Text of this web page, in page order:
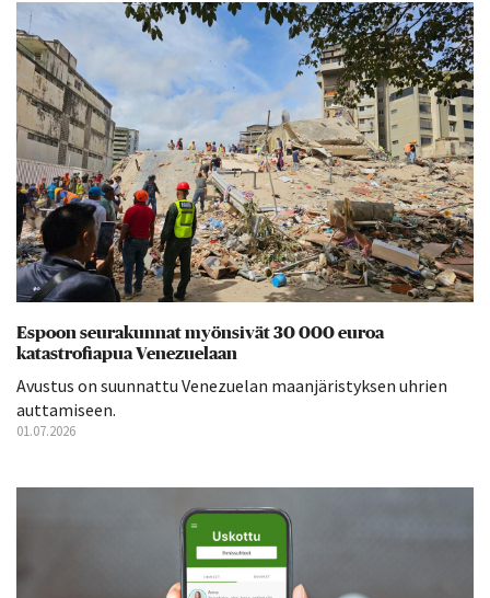
Espoon seurakunnat myönsivät 30 000 euroa
katastrofiapua Venezuelaan
Avustus on suunnattu Venezuelan maanjäristyksen uhrien
auttamiseen.
01.07.2026